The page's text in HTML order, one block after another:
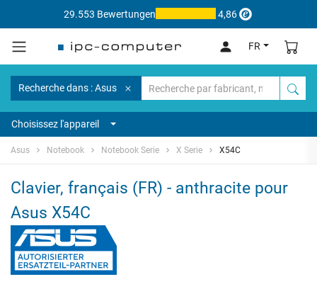
29.553 Bewertungen 4,86
FR
Recherche dans : Asus
Choisissez l'appareil
Asus Notebook Notebook Serie X Serie X54C
Clavier, français (FR) - anthracite pour
Asus X54C